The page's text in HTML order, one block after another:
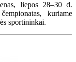
liepos 28–30 d.
kuriame
sportininkai.